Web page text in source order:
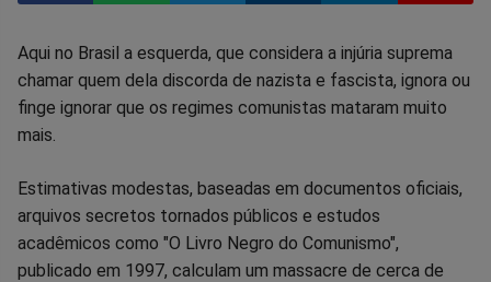
Compartilhar
no
Compartilhar
no
Compartilhar
no
Compartilhar
no
Compartilhar
no
no
Aqui no Brasil a esquerda, que considera a injúria suprema
chamar quem dela discorda de nazista e fascista, ignora ou
finge ignorar que os regimes comunistas mataram muito
mais.
Estimativas modestas, baseadas em documentos oficiais,
arquivos secretos tornados públicos e estudos
acadêmicos como "O Livro Negro do Comunismo",
publicado em 1997, calculam um massacre de cerca de